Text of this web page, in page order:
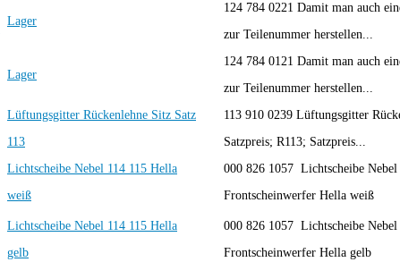
Lager
124 784 0221 Damit man auch
zur Teilenummer herstellen...
Lager
124 784 0121 Damit man auch
zur Teilenummer herstellen...
Lüftungsgitter Rückenlehne Sitz Satz
113
113 910 0239 Lüftungsgitter
Satzpreis; R113; Satzpreis...
Lichtscheibe Nebel 114 115 Hella
weiß
000 826 1057 Lichtscheibe Nebel
Frontscheinwerfer Hella weiß
Lichtscheibe Nebel 114 115 Hella
gelb
000 826 1057 Lichtscheibe Nebel
Frontscheinwerfer Hella gelb